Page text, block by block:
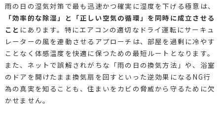
雨の日の湿気対策で最も迅速かつ確実に湿度を下げる極意は、
「効率的な除湿」と「正しい空気の循環」を同時に成立させる
こと にあります。特にエアコンの適切なドライ運転にサーキュ
レーターの風を連動させるアプローチは、部屋を過剰に冷やす
ことなく体感温度を快適に保つための最短ルートとなります。
また、ネットで誤解されがちな「雨の日の換気方法」や、浴室
のドアを開けたまま換気扇を回すといった逆効果になるNG行
為の真実を知ることも、住まいをカビの脅威から守るために欠
かせません。